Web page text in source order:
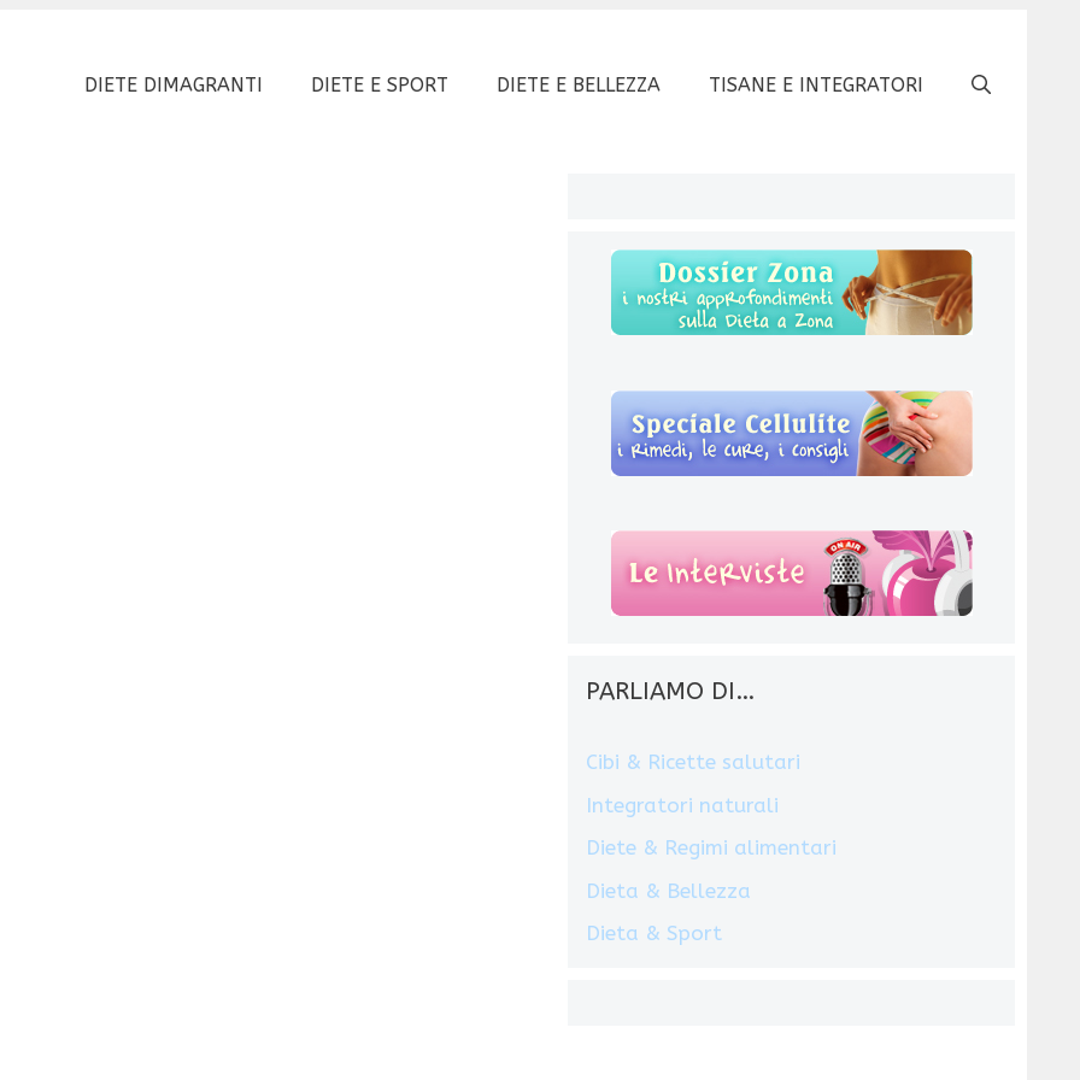
DIETE DIMAGRANTI DIETE E SPORT DIETE E BELLEZZA TISANE E INTEGRATORI
PARLIAMO DI…
Cibi & Ricette salutari
Integratori naturali
Diete & Regimi alimentari
Dieta & Bellezza
Dieta & Sport